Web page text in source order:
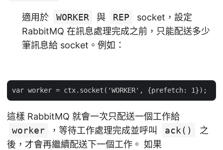
適用於 WORKER 與 REP
socket，設定
RabbitMQ 在訊息處理完成之前，只能配送多少
筆訊息給 socket。例如：
這樣 RabbitMQ 就會一次只配送一個工作給
worker
，等待工作處理完成並呼叫 ack()
之
後，才會再繼續配送下一個工作。 如果